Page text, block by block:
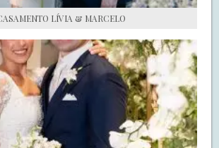
LÍVIA & MARCELO